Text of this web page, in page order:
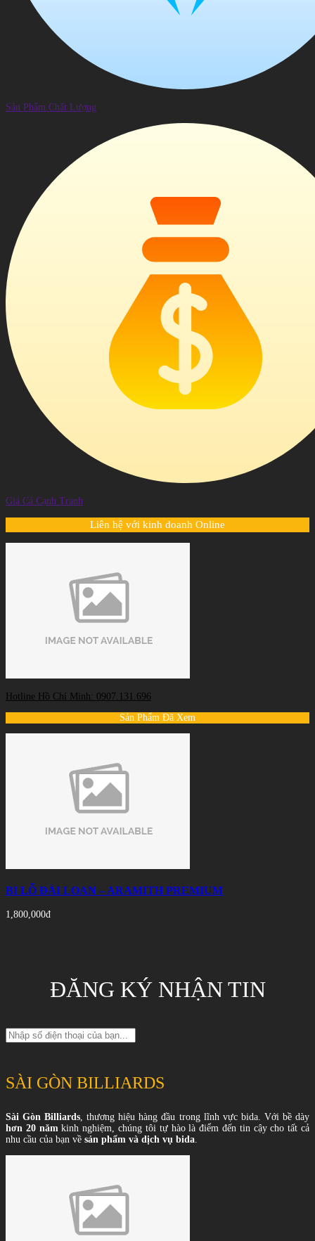
Sản Phẩm Chất Lượng
Giá Cả Cạnh Tranh
Liên hệ với kinh doanh Online
Hotline Hồ Chí Minh: 0907.131.696
Sản Phẩm Đã Xem
BI LỖ ĐÀI LOAN – ARAMITH PREMIUM
1,800,000đ
ĐĂNG KÝ NHẬN TIN
SÀI GÒN BILLIARDS
Sài Gòn Billiards, thương hiệu hàng đầu trong lĩnh vực bida. Với bề dày
hơn 20 nămkinh nghiệm, chúng tôi tự hào là điểm đến tin cậy cho tất cả
nhu cầu của bạn về sản phẩm và dịch vụ bida.